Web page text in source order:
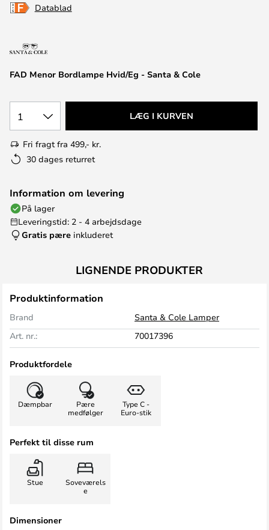
billedgalleriet
FAD Menor Bordlampe Hvid/Eg - Santa & Cole
Datablad
1 LÆG I KURVEN
Fri fragt fra 499,- kr.
30 dages returret
Information om levering
På lager
Leveringstid: 2 - 4 arbejdsdage
Gratis pære inkluderet
LIGNENDE PRODUKTER
Produktinformation
Brand
Santa & Cole Lamper
Art. nr.:
70017396
Produktfordele
Dæmpbar
Pære
medfølger
Type C -
Euro-stik
Perfekt til disse rum
Stue
Soveværels
e
Dimensioner